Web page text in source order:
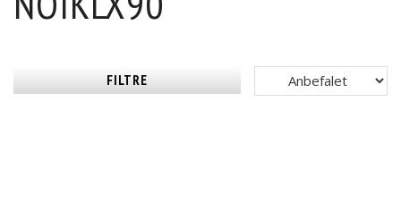
FILTRE